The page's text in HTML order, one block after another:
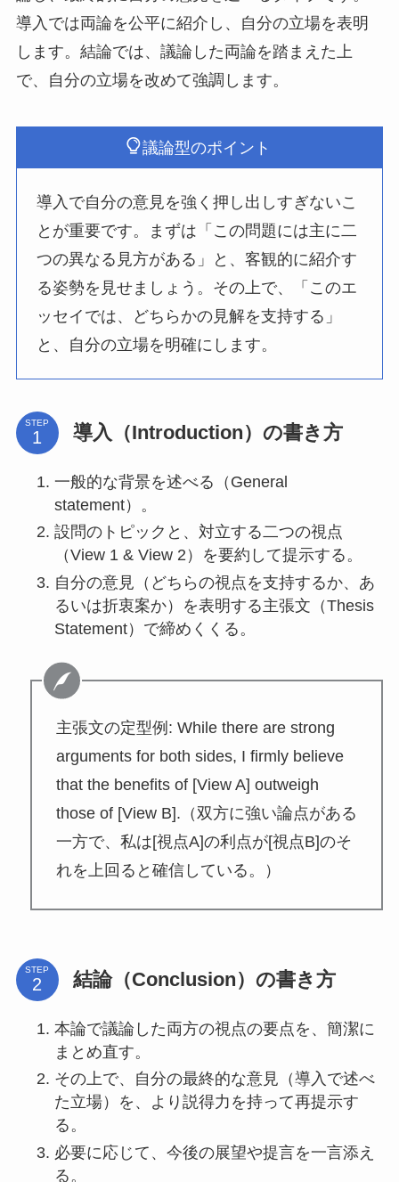
導入では両論を公平に紹介し、自分の立場を表明
します。結論では、議論した両論を踏まえた上
で、自分の立場を改めて強調します。
議論型のポイント
導入で自分の意見を強く押し出しすぎないこ
とが重要です。まずは「この問題には主に二
つの異なる見方がある」と、客観的に紹介す
る姿勢を見せましょう。その上で、「このエ
ッセイでは、どちらかの見解を支持する」
と、自分の立場を明確にします。
STEP 導入（Introduction）の書き方
一般的な背景を述べる（General
statement）。
設問のトピックと、対立する二つの視点
（View 1 & View 2）を要約して提示する。
自分の意見（どちらの視点を支持するか、あ
るいは折衷案か）を表明する主張文（Thesis
Statement）で締めくくる。
主張文の定型例: While there are strong
arguments for both sides, I firmly believe
that the benefits of [View A] outweigh
those of [View B].（双方に強い論点がある
一方で、私は[視点A]の利点が[視点B]のそ
れを上回ると確信している。）
STEP 結論（Conclusion）の書き方
本論で議論した両方の視点の要点を、簡潔に
まとめ直す。
その上で、自分の最終的な意見（導入で述べ
た立場）を、より説得力を持って再提示す
る。
必要に応じて、今後の展望や提言を一言添え
る。